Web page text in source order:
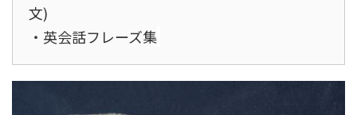
文)
・英会話フレーズ集